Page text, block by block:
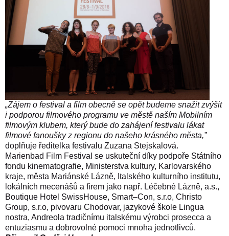
„Zájem o festival a film obecně se opět budeme snažit zvýšit
i podporou filmového programu ve městě naším Mobilním
filmovým klubem, který bude do zahájení festivalu lákat
filmové fanoušky z regionu do našeho krásného města,”
doplňuje ředitelka festivalu Zuzana Stejskalová.
Marienbad Film Festival se uskuteční díky podpoře Státního
fondu kinematografie, Ministerstva kultury, Karlovarského
kraje, města Mariánské Lázně, Italského kulturního institutu,
lokálních mecenášů a firem jako např. Léčebné Lázně, a.s.,
Boutique Hotel SwissHouse, Smart–Con, s.r.o, Christo
Group, s.r.o, pivovaru Chodovar, jazykové škole Lingua
nostra, Andreola tradičnímu italskému výrobci prosecca a
entuziasmu a dobrovolné pomoci mnoha jednotlivců.